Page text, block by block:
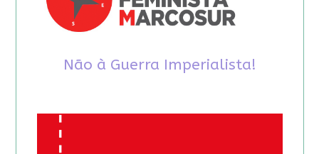
Não à Guerra Imperialista!